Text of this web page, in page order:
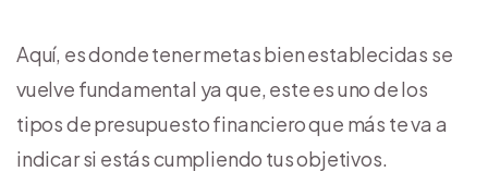
Aquí, es donde tener metas bien establecidas se
vuelve fundamental ya que, este es uno de los
tipos de presupuesto financiero que más te va a
indicar si estás cumpliendo tus objetivos.